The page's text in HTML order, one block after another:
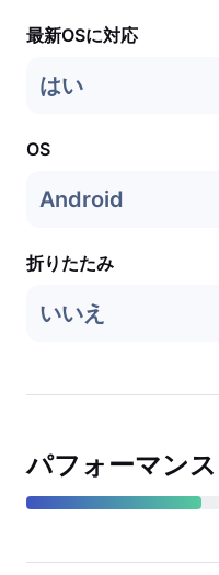
最新OSに対応
はい
OS
Android
折りたたみ
いいえ
パフォーマンス